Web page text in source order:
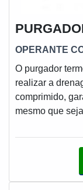
OPERANTE
O purgador
realizar a
comprimido,
mesmo que
fato de
PRODUTO